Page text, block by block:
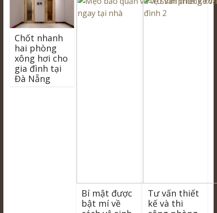
Chốt nhanh
hai phòng
xông hơi cho
gia đình tại
Đà Nẵng
Bí mật được
bật mí về
Tư vấn thiết
kế và thi